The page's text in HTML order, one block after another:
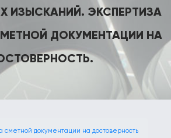
ИЗЫСКАНИЙ. ЭКСПЕРТИЗА
ДОКУМЕНТАЦИИ НА
сметной документации на достоверность